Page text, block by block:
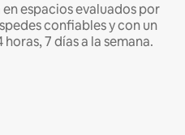
espacios evaluados por
confiables y con un
7 días a la semana.